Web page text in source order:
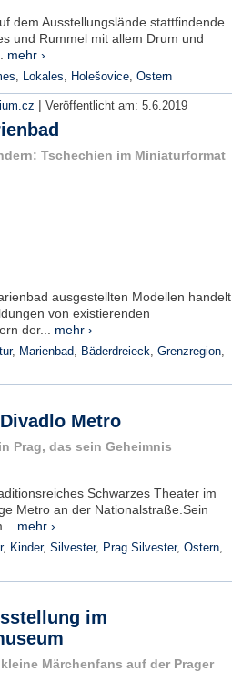
dem Ausstellungslände stattfindende
und Rummel mit allem Drum und
mehr ›
, Lokales, Holešovice, Ostern
| Veröffentlicht am: 5.6.2019
Tschechien im Miniaturformat
ausgestellten Modellen handelt
von existierenden
der... mehr ›
, Marienbad, Bäderdreieck, Grenzregion,
Metro
Prag, das sein Geheimnis
Schwarzes Theater im
Metro an der Nationalstraße.Sein
mehr ›
, Kinder, Silvester, Prag Silvester, Ostern,
im
Märchenfans auf der Prager